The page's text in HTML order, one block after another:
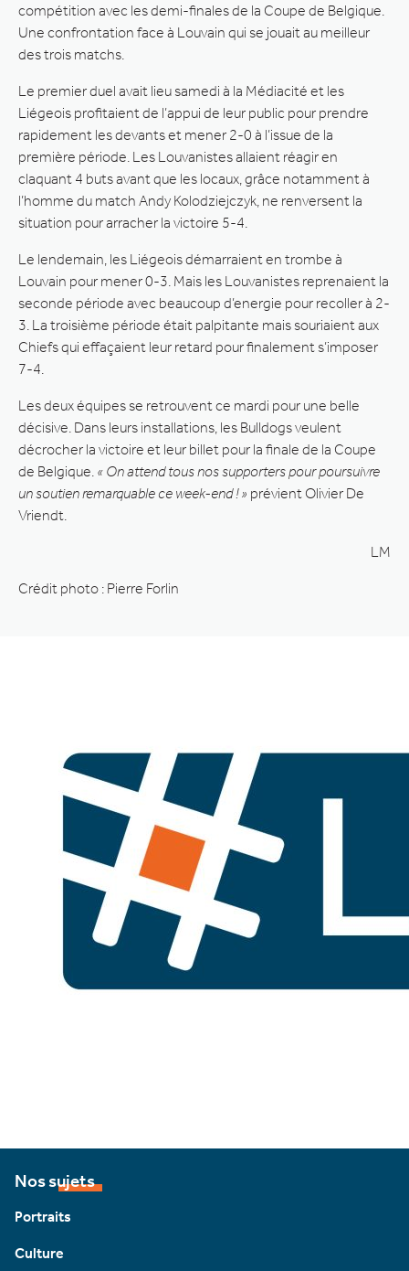
compétition avec les demi-finales de la Coupe de Belgique.
Une confrontation face à Louvain qui se jouait au meilleur
des trois matchs.
Le premier duel avait lieu samedi à la Médiacité et les
Liégeois profitaient de l’appui de leur public pour prendre
rapidement les devants et mener 2-0 à l’issue de la
première période. Les Louvanistes allaient réagir en
claquant 4 buts avant que les locaux, grâce notamment à
l’homme du match Andy Kolodziejczyk, ne renversent la
situation pour arracher la victoire 5-4.
Le lendemain, les Liégeois démarraient en trombe à
Louvain pour mener 0-3. Mais les Louvanistes reprenaient la
seconde période avec beaucoup d’energie pour recoller à 2-
3. La troisième période était palpitante mais souriaient aux
Chiefs qui effaçaient leur retard pour finalement s’imposer
7-4.
Les deux équipes se retrouvent ce mardi pour une belle
décisive. Dans leurs installations, les Bulldogs veulent
décrocher la victoire et leur billet pour la finale de la Coupe
de Belgique. « On attend tous nos supporters pour poursuivre
un soutien remarquable ce week-end ! » prévient Olivier De
Vriendt.
LM
Crédit photo : Pierre Forlin
Nos sujets
Portraits
Culture